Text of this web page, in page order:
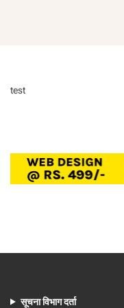
test
सूचना विभाग दर्ता